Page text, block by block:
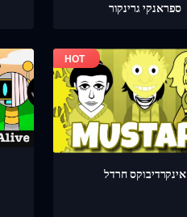
ספראנקי גרינקור
אינקרדיבוקס חרדל